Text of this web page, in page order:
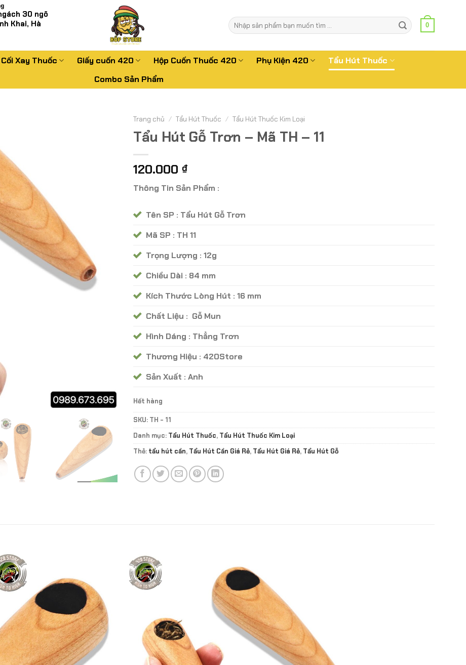
30 ngõ
Khai, Hà
Tìm
kiếm:
0
Cối Xay Thuốc Giấy cuốn 420 Hộp Cuốn Thuốc 420 Phụ Kiện 420
Tẩu Hút Thuốc
Combo Sản Phẩm
Trang chủ / Tẩu Hút Thuốc / Tẩu Hút Thuốc Kim Loại
Tẩu Hút Gỗ Trơn – Mã TH – 11
120.000 ₫
Thông Tin Sản Phẩm :
Tên SP : Tẩu Hút Gỗ Trơn
Mã SP : TH 11
Trọng Lượng : 12g
Chiều Dài : 84 mm
Kích Thước Lòng Hút : 16 mm
Chất Liệu : Gỗ Mun
Hình Dáng : Thẳng Trơn
Thương Hiệu : 420Store
Sản Xuất : Anh
Hết hàng
SKU: TH - 11
Danh mục: Tẩu Hút Thuốc, Tẩu Hút Thuốc Kim Loại
Thẻ: tẩu hút cần, Tẩu Hút Cần Giá Rẻ, Tẩu Hút Giá Rẻ, Tẩu Hút Gỗ